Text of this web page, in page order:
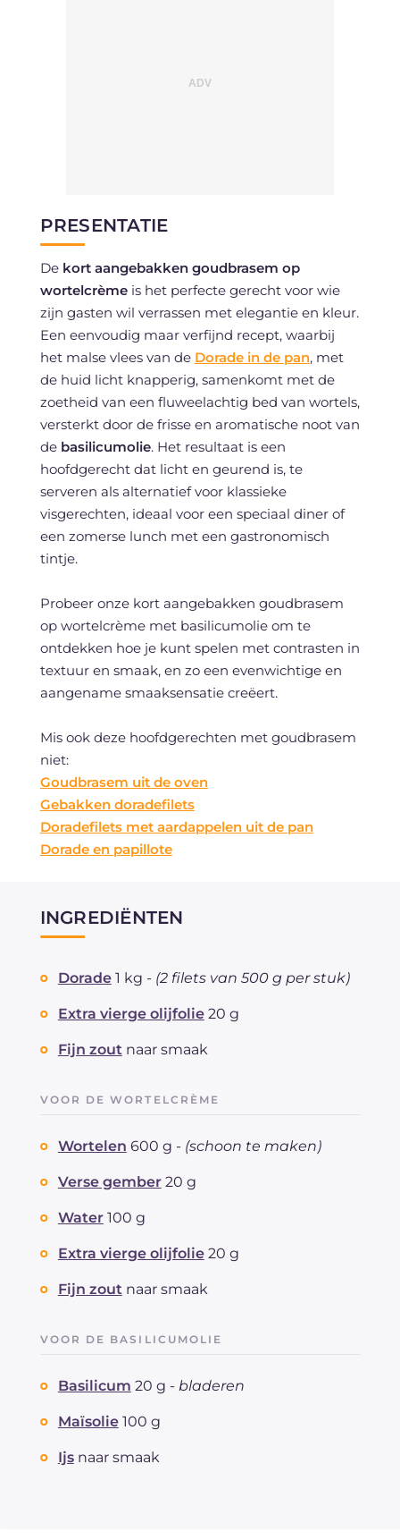
PRESENTATIE
De kort aangebakken goudbrasem op
wortelcrèmeis het perfecte gerecht voor wie
zijn gasten wil verrassen met elegantie en kleur.
Een eenvoudig maar verfijnd recept, waarbij
het malse vlees van de Dorade in de pan, met
de huid licht knapperig, samenkomt met de
zoetheid van een fluweelachtig bed van wortels,
versterkt door de frisse en aromatische noot van
de basilicumolie. Het resultaat is een
hoofdgerecht dat licht en geurend is, te
serveren als alternatief voor klassieke
visgerechten, ideaal voor een speciaal diner of
een zomerse lunch met een gastronomisch
tintje.
Probeer onze kort aangebakken goudbrasem
op wortelcrème met basilicumolie om te
ontdekken hoe je kunt spelen met contrasten in
textuur en smaak, en zo een evenwichtige en
aangename smaaksensatie creëert.
Mis ook deze hoofdgerechten met goudbrasem
niet:
Goudbrasem uit de oven
Gebakken doradefilets
Doradefilets met aardappelen uit de pan
Dorade en papillote
INGREDIËNTEN
Dorade 1 kg - (2 filets van 500 g per stuk)
Extra vierge olijfolie 20 g
Fijn zout naar smaak
VOOR DE WORTELCRÈME
Wortelen 600 g - (schoon te maken)
Verse gember 20 g
Water 100 g
Extra vierge olijfolie 20 g
Fijn zout naar smaak
VOOR DE BASILICUMOLIE
Basilicum 20 g - bladeren
Maïsolie 100 g
Ijs naar smaak